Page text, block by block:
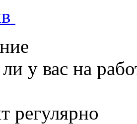
у вас на
регулярно